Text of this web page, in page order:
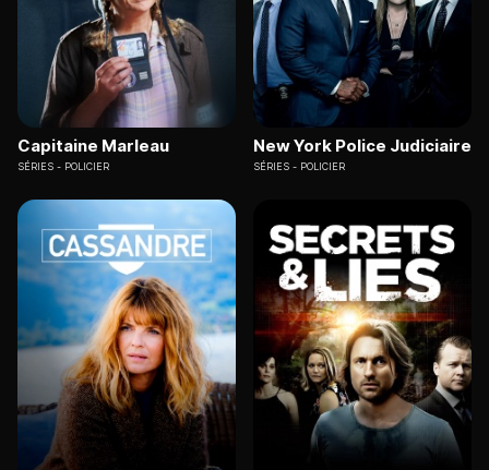
Capitaine Marleau
SÉRIES POLICIER
New York Police Judiciaire
SÉRIES POLICIER